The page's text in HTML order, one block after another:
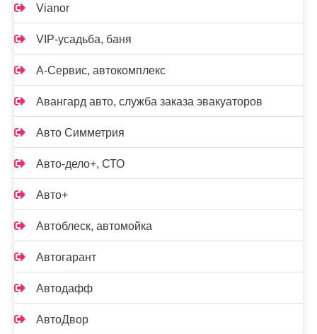
Vianor
VIP-усадьба, баня
А-Сервис, автокомплекс
Авангард авто, служба заказа эвакуаторов
Авто Симметрия
Авто-дело+, СТО
Авто+
Автоблеск, автомойка
Автогарант
Автодафф
АвтоДвор